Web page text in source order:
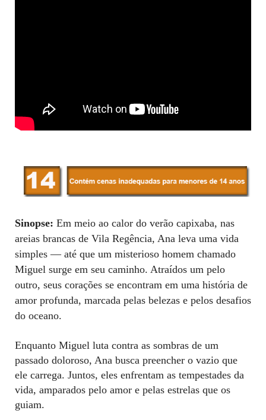
Sinopse: Em meio ao calor do verão capixaba, nas
areias brancas de Vila Regência, Ana leva uma vida
simples — até que um misterioso homem chamado
Miguel surge em seu caminho. Atraídos um pelo
outro, seus corações se encontram em uma história de
amor profunda, marcada pelas belezas e pelos desafios
do oceano.
Enquanto Miguel luta contra as sombras de um
passado doloroso, Ana busca preencher o vazio que
ele carrega. Juntos, eles enfrentam as tempestades da
vida, amparados pelo amor e pelas estrelas que os
guiam.